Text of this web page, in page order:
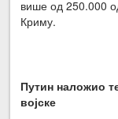
више од 250.000
Криму.
Путин наложио
војске